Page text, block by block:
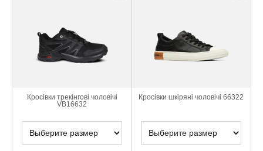
Кросівки трекінгові чоловічі
VB16632
Кросівки шкіряні чоловічі 66322